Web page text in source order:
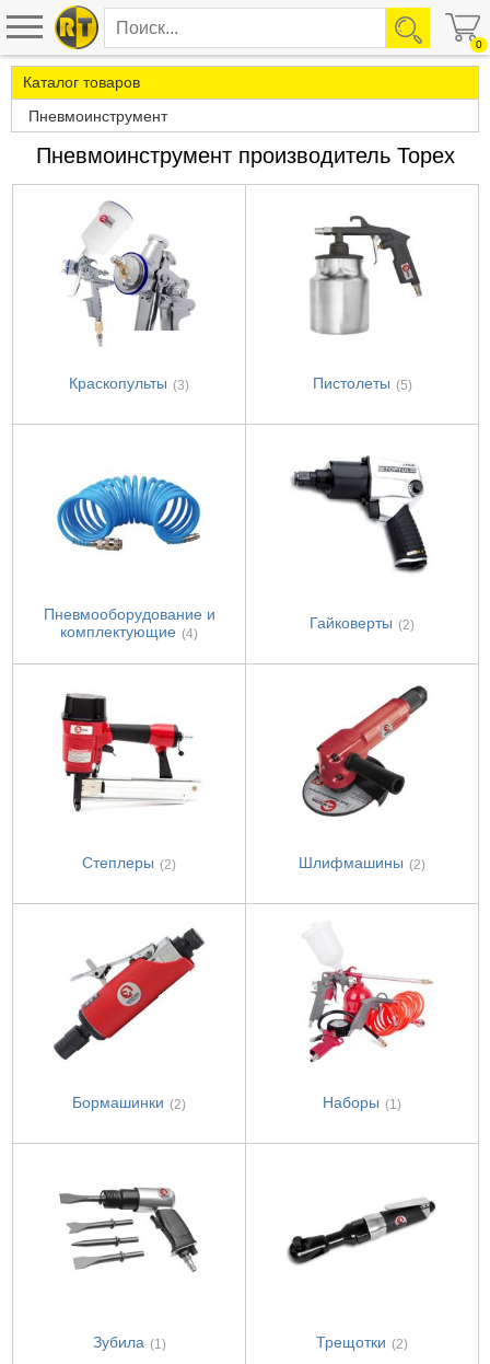
0
Каталог товаров
Пневмоинструмент
Пневмоинструмент производитель Topex
Краскопульты (3) Пистолеты (5)
Пневмооборудование и
комплектующие (4)
Гайковерты (2)
Степлеры (2) Шлифмашины (2)
Бормашинки (2) Наборы (1)
Зубила (1) Трещотки (2)